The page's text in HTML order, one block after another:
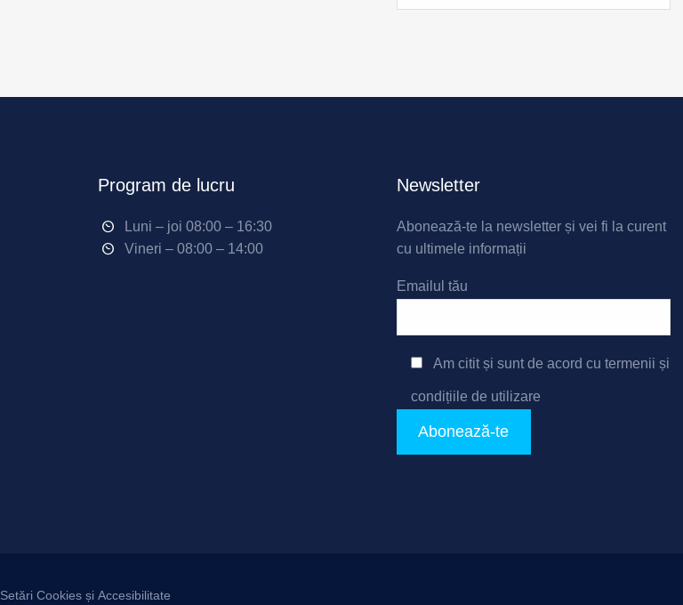
Program de lucru
Luni – joi 08:00 – 16:30
Vineri – 08:00 – 14:00
Newsletter
Abonează-te la newsletter și vei fi la curent
cu ultimele informații
Emailul tău
Am citit și sunt de acord cu termenii și
condițiile de utilizare
Setări Cookies și Accesibilitate